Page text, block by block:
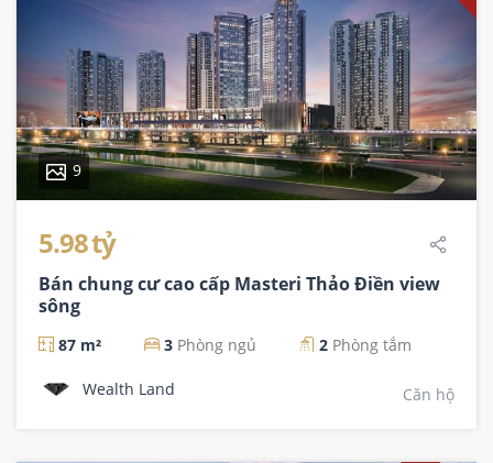
9
5.98 tỷ
Bán chung cư cao cấp Masteri Thảo Điền view
sông
87 m² 3 Phòng ngủ 2 Phòng tắm
Wealth Land Căn hộ